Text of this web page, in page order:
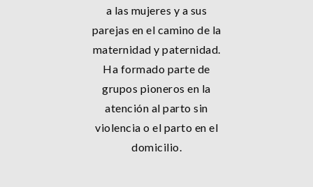
a las mujeres y a sus
parejas en el camino de la
maternidad y paternidad.
Ha formado parte de
grupos pioneros en la
atención al parto sin
violencia o el parto en el
domicilio.